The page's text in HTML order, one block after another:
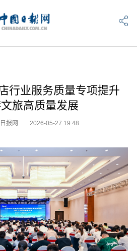
行业服务质量专项提升
旅高质量发展
报网 2026-05-27 19:48